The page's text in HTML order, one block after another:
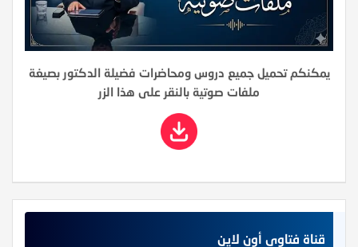
يمكنكم تحميل جميع دروس ومحاضرات فضيلة الدكتور بصيغة
ملفات صوتية بالنقر على هذا الزر
قناة فتاوى أون لاين